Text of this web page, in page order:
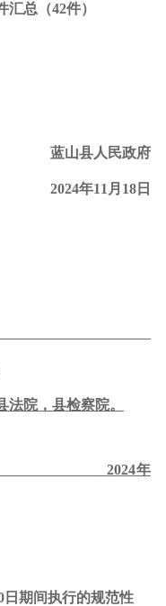
汇总（42件）
蓝山县人民政府
2024年11 月 18 日
院，县检察院。
2024年
日期间执行的规范性